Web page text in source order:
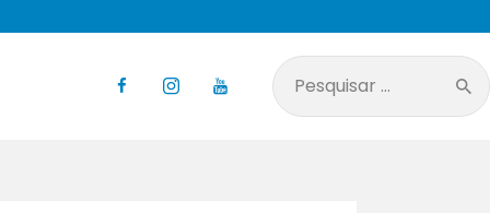
Pesquisar
por: